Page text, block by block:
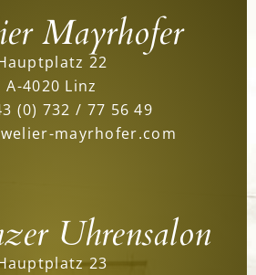
Mayrhofer
22
A-4020 Linz
(0) 732 / 77 56 49
mayrhofer.com
Uhrensalon
23